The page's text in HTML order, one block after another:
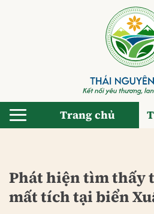
Trang chủ
Phát hiện tìm thấy
mất tích tại biển